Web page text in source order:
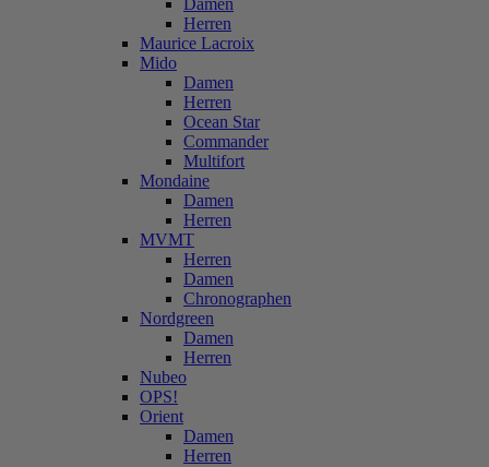
Damen
Herren
Maurice Lacroix
Mido
Damen
Herren
Ocean Star
Commander
Multifort
Mondaine
Damen
Herren
MVMT
Herren
Damen
Chronographen
Nordgreen
Damen
Herren
Nubeo
OPS!
Orient
Damen
Herren